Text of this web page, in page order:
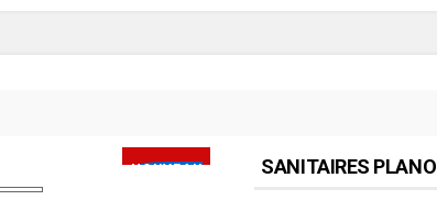
NOUVEAU SANITAIRES PLANO